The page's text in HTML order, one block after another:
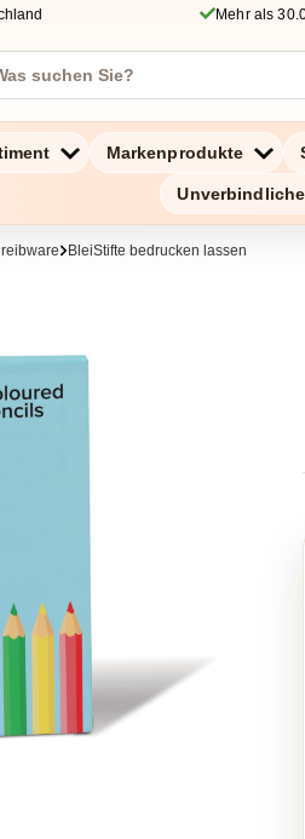
Mehr als
Markenprodukte
BleiStifte bedrucken lassen